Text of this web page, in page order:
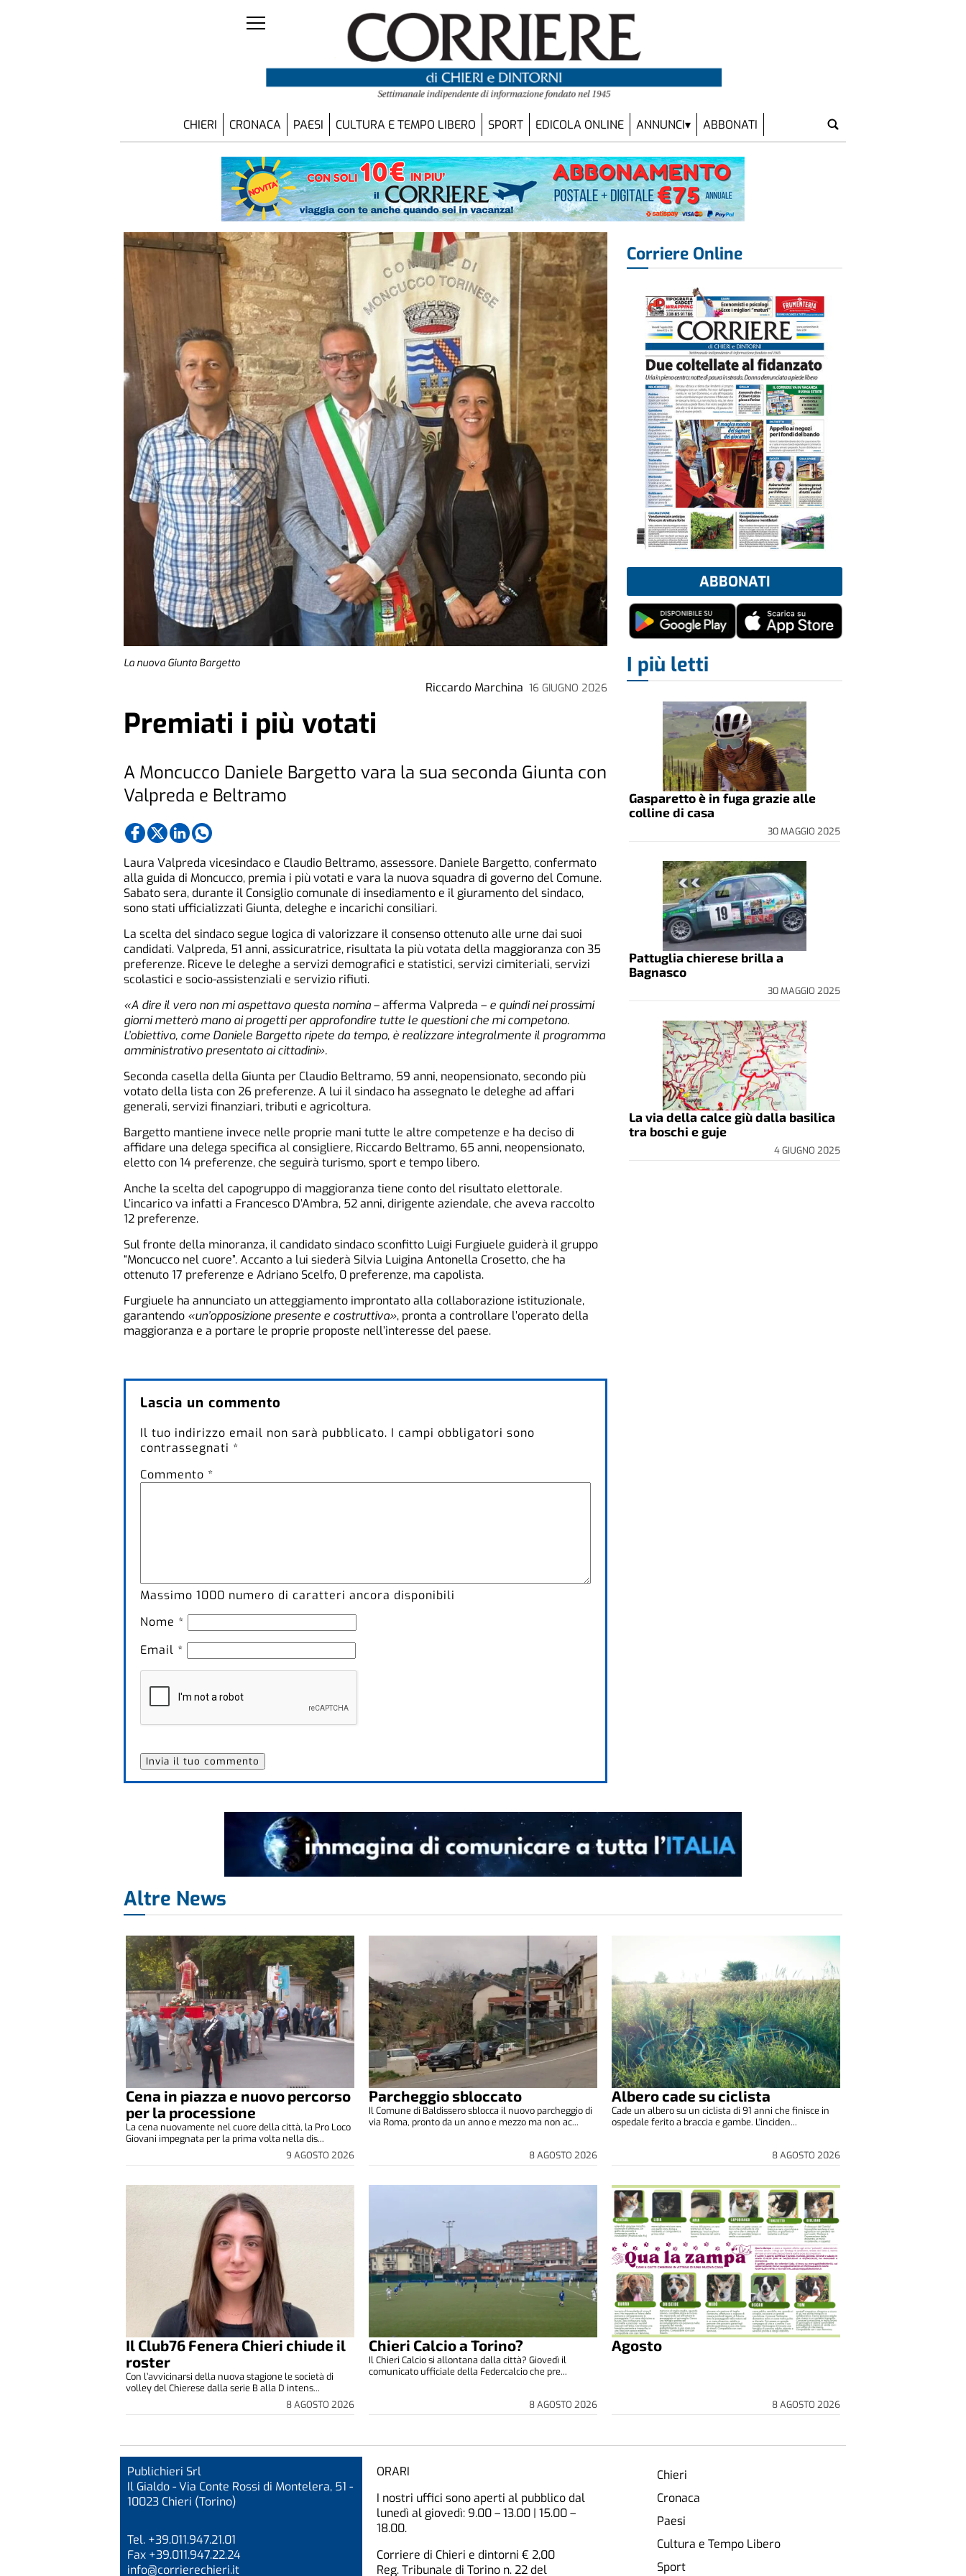
CHIERI CRONACA PAESI CULTURA E TEMPO LIBERO SPORT EDICOLA ONLINE ANNUNCI ABBONATI
La nuova Giunta Bargetto
Riccardo Marchina 16 GIUGNO 2026
Premiati i più votati
A Moncucco Daniele Bargetto vara la sua seconda Giunta con
Valpreda e Beltramo
Laura Valpreda vicesindaco e Claudio Beltramo, assessore. Daniele Bargetto, confermato
alla guida di Moncucco, premia i più votati e vara la nuova squadra di governo del Comune.
Sabato sera, durante il Consiglio comunale di insediamento e il giuramento del sindaco,
sono stati ufficializzati Giunta, deleghe e incarichi consiliari.
La scelta del sindaco segue logica di valorizzare il consenso ottenuto alle urne dai suoi
candidati. Valpreda, 51 anni, assicuratrice, risultata la più votata della maggioranza con 35
preferenze. Riceve le deleghe a servizi demografici e statistici, servizi cimiteriali, servizi
scolastici e socio-assistenziali e servizio rifiuti.
«A dire il vero non mi aspettavo questa nomina– afferma Valpreda – e quindi nei prossimi
giorni metterò mano ai progetti per approfondire tutte le questioni che mi competono.
L’obiettivo, come Daniele Bargetto ripete da tempo, è realizzare integralmente il programma
amministrativo presentato ai cittadini».
Seconda casella della Giunta per Claudio Beltramo, 59 anni, neopensionato, secondo più
votato della lista con 26 preferenze. A lui il sindaco ha assegnato le deleghe ad affari
generali, servizi finanziari, tributi e agricoltura.
Bargetto mantiene invece nelle proprie mani tutte le altre competenze e ha deciso di
affidare una delega specifica al consigliere, Riccardo Beltramo, 65 anni, neopensionato,
eletto con 14 preferenze, che seguirà turismo, sport e tempo libero.
Anche la scelta del capogruppo di maggioranza tiene conto del risultato elettorale.
L’incarico va infatti a Francesco D’Ambra, 52 anni, dirigente aziendale, che aveva raccolto
12 preferenze.
Sul fronte della minoranza, il candidato sindaco sconfitto Luigi Furgiuele guiderà il gruppo
“Moncucco nel cuore”. Accanto a lui siederà Silvia Luigina Antonella Crosetto, che ha
ottenuto 17 preferenze e Adriano Scelfo, 0 preferenze, ma capolista.
Furgiuele ha annunciato un atteggiamento improntato alla collaborazione istituzionale,
garantendo «un’opposizione presente e costruttiva», pronta a controllare l’operato della
maggioranza e a portare le proprie proposte nell’interesse del paese.
Lascia un commento
Il tuo indirizzo email non sarà pubblicato. I campi obbligatori sono
contrassegnati *
Commento *
Massimo 1000 numero di caratteri ancora disponibili
Nome *
Email *
Corriere Online
ABBONATI
I più letti
Gasparetto è in fuga grazie alle
colline di casa
30 MAGGIO 2025
Pattuglia chierese brilla a
Bagnasco
30 MAGGIO 2025
La via della calce giù dalla basilica
tra boschi e guje
4 GIUGNO 2025
Altre News
Cena in piazza e nuovo percorso
per la processione
9 AGOSTO 2026
La cena nuovamente nel cuore della città, la Pro Loco
Giovani impegnata per la prima volta nella dis...
Parcheggio sbloccato
8 AGOSTO 2026
Il Comune di Baldissero sblocca il nuovo parcheggio di
via Roma, pronto da un anno e mezzo ma non ac...
Albero cade su ciclista
8 AGOSTO 2026
Cade un albero su un ciclista di 91 anni che finisce in
ospedale ferito a braccia e gambe. L'inciden...
Il Club76 Fenera Chieri chiude il
roster
8 AGOSTO 2026
Con l’avvicinarsi della nuova stagione le società di
volley del Chierese dalla serie B alla D intens...
Chieri Calcio a Torino?
8 AGOSTO 2026
Il Chieri Calcio si allontana dalla città? Giovedì il
comunicato ufficiale della Federcalcio che pre...
Agosto
8 AGOSTO 2026
Publichieri Srl
Il Gialdo - Via Conte Rossi di Montelera, 51 -
10023 Chieri (Torino)
Tel. +39.011.947.21.01
Fax +39.011.947.22.24
info@corrierechieri.it
ORARI
I nostri uffici sono aperti al pubblico dal
lunedì al giovedì: 9.00 – 13.00 | 15.00 –
18.00.
Corriere di Chieri e dintorni € 2,00
Reg. Tribunale di Torino n. 22 del
Chieri
Cronaca
Paesi
Cultura e Tempo Libero
Sport